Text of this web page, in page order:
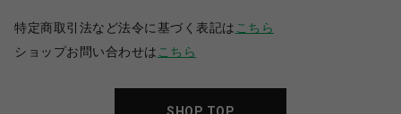
特定商取引法など法令に基づく表記は こちら
ショップお問い合わせは こちら
SHOP TOP